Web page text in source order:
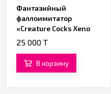
Фантазийный
фаллоимитатор
«Creature Cocks Xeno
Egg» (11,4 см)
25 000 T
В корзину